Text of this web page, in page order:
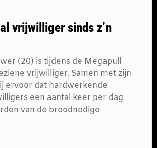
vrijwilliger sinds z’n
(20) is tijdens de Megapull
vrijwilliger. Samen met zijn
ervoor dat hardwerkende
een aantal keer per dag
van de broodnodige